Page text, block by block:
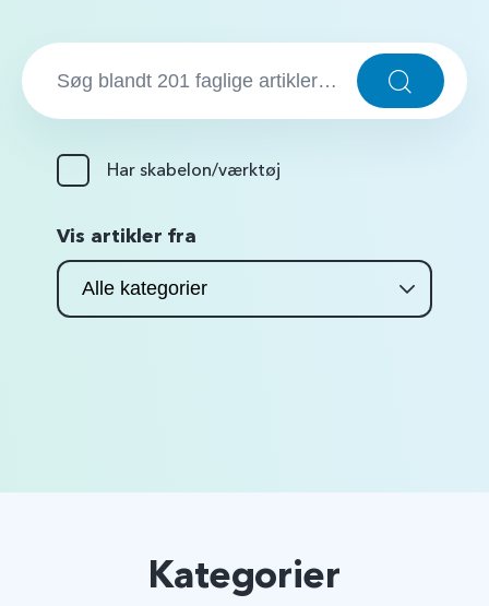
S
ø
g
S
g
Har skabelon/værktøj
Vis artikler fra
Kategorier